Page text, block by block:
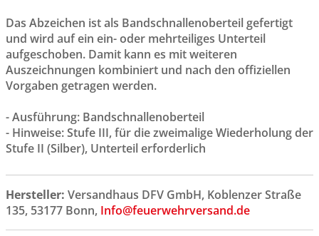
Das Abzeichen ist als Bandschnallenoberteil gefertigt
und wird auf ein ein- oder mehrteiliges Unterteil
aufgeschoben. Damit kann es mit weiteren
Auszeichnungen kombiniert und nach den offiziellen
Vorgaben getragen werden.
- Ausführung: Bandschnallenoberteil
- Hinweise: Stufe III, für die zweimalige Wiederholung der
Stufe II (Silber), Unterteil erforderlich
Hersteller: Versandhaus DFV GmbH, Koblenzer Straße
135, 53177 Bonn, Info@feuerwehrversand.de